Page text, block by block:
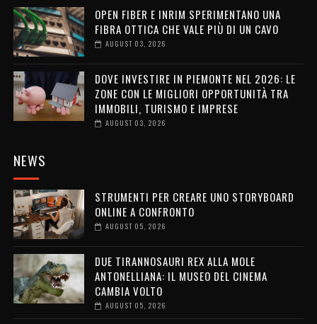
OPEN FIBER E INRIM SPERIMENTANO UNA
FIBRA OTTICA CHE VALE PIÙ DI UN CAVO
AUGUST 03, 2026
DOVE INVESTIRE IN PIEMONTE NEL 2026: LE
ZONE CON LE MIGLIORI OPPORTUNITÀ TRA
IMMOBILI, TURISMO E IMPRESE
AUGUST 03, 2026
NEWS
STRUMENTI PER CREARE UNO STORYBOARD
ONLINE A CONFRONTO
AUGUST 05, 2026
DUE TIRANNOSAURI REX ALLA MOLE
ANTONELLIANA: IL MUSEO DEL CINEMA
CAMBIA VOLTO
AUGUST 05, 2026